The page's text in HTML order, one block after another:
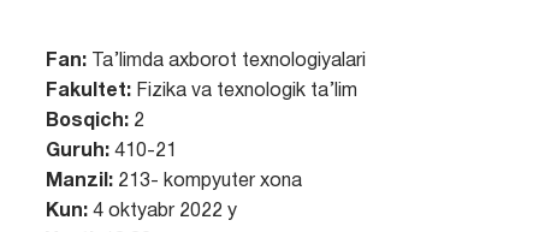
Fan:
Ta’limda axborot texnologiyalari
Fakultet:Fizika va texnologik ta’lim
Bosqich:2
Guruh:410-21
Manzil:213- kompyuter xona
Kun: 4 oktyabr 2022 y